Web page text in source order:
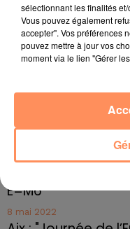
10 mai 2022
Toulon : des
10 mai 2022
10 mai 2022
Marseille : appel
Frédéric Pache
E=M6
8 mai 2022
sélectionnant les finalités
Vous pouvez également
accepter". Vos préférences
pouvez mettre à jour vos
moment via le lien "Gérer